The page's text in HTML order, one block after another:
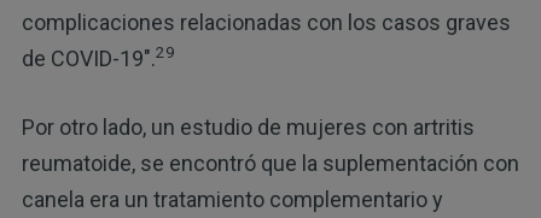
complicaciones relacionadas con los casos graves
de COVID-19".29
Por otro lado, un estudio de mujeres con artritis
reumatoide, se encontró que la suplementación con
canela era un tratamiento complementario y